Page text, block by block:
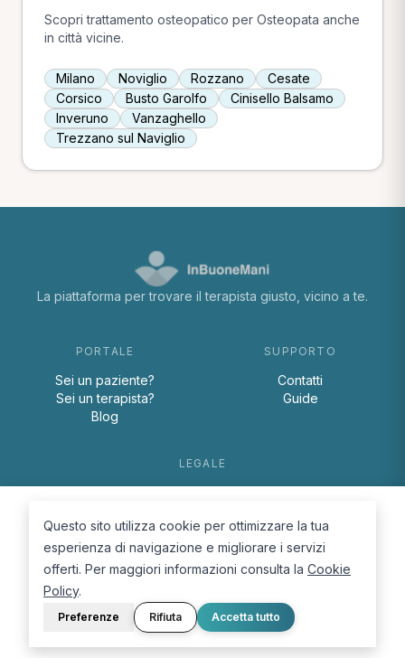
Scopri trattamento osteopatico per Osteopata anche
in città vicine.
Milano Noviglio Rozzano
Cesate
Corsico
Busto Garolfo
Cinisello Balsamo
Inveruno
Vanzaghello
Trezzano sul Naviglio
La piattaforma per trovare il terapista giusto, vicino a te.
PORTALE
Sei un paziente?
Sei un terapista?
Blog
SUPPORTO
Contatti
Guide
LEGALE
Cookie Policy
© 2026 D.Lab S.r.l. — InBuoneMani
Questo sito utilizza cookie per ottimizzare la tua
esperienza di navigazione e migliorare i servizi
offerti. Per maggiori informazioni consulta la Cookie
Policy.
Preferenze Rifiuta Accetta tutto